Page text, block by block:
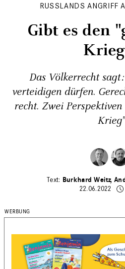
RUSSLANDS ANGRIFF
Gibt es den
Das Völkerrecht
verteidigen ­dürfen.
recht. Zwei
Krieg"
Burkhard Weitz
22.06.2022